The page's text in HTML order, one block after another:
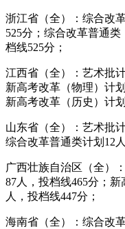
浙江省（全）：综合改
525分；综合改革普通
档线525分；
江西省（全）：艺术批
新高考改革（物理）计
新高考改革（历史）计
山东省（全）：艺术批
综合改革普通类计划12
广西壮族自治区（全）
87人，投档线465分；
人，投档线447分；
海南省（全）：综合改